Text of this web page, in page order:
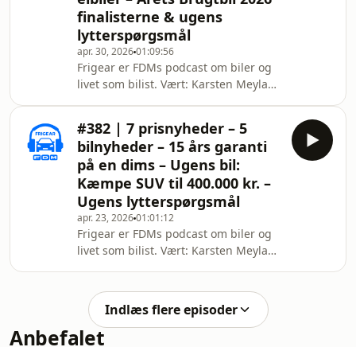
Nyhed: Vi gennemgår fire-fem korte
nyheder – primært omkring
infrastruktur.
finalisterne & ugens
lytterspørgsmål
apr. 30, 202601:09:56
Frigear er FDMs podcast om biler og
livet som bilist. Vært: Karsten Meyland
- Vil du være medlem af FDM, så kan
du finde vores aktuelle tilbud her:
https://fdm.dk/bliv-medlem --- 00:35
Nyhed: Klagenævn afviser at de har
anerkendt ulovlige p-afgifter. 03:00
Nyhed: Benzinselskaberne reserverer
penge på dit dankort
#382 | 7 prisnyheder – 5
bilnyheder – 15 års garanti
på en dims – Ugens bil:
Kæmpe SUV til 400.000 kr. –
Ugens lytterspørgsmål
apr. 23, 202601:01:12
Frigear er FDMs podcast om biler og
livet som bilist. Vært: Karsten Meyland
du finde vores aktuelle tilbud her:
https://fdm.dk/bliv-medlem --- 00:30
Indlæs flere episoder
Anbefalet